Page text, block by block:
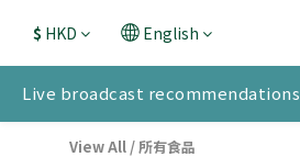
$ HKD English
Live broadcast recommendations
View All /所有食品